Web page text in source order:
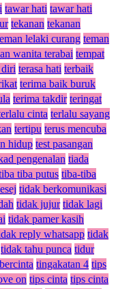
tawar hati tawar hati
tekanan tekanan
lelaki curang teman
wanita terabai tempat
terasa hati terbaik
terima baik buruk
terima takdir teringat
cinta terlalu sayang
tertipu terus mencuba
hidup test pasangan
pengenalan tiada
tiba putus tiba-tiba
tidak berkomunikasi
tidak jujur tidak lagi
tidak pamer kasih
reply whatsapp tidak
tidak tahu punca tidur
tingakatan 4 tips
on tips cinta tips cinta